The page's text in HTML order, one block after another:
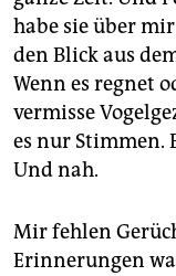
habe sie über
den Blick aus
Wenn es regnet
vermisse
es nur Stimmen.
Und nah.
Mir fehlen
Erinnerungen